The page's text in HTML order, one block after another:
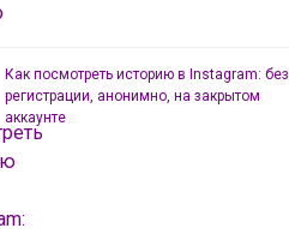
Как посмотреть историю в Instagram: без
регистрации, анонимно, на закрытом
аккаунте